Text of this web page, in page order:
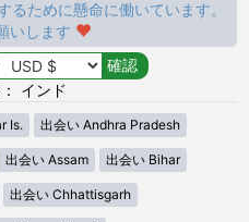
るために懸命に働いています。
いします
インド
Is. 出会い Andhra Pradesh
出会い Assam 出会い Bihar
出会い Chhattisgarh